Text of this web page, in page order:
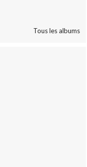
Tous les albums